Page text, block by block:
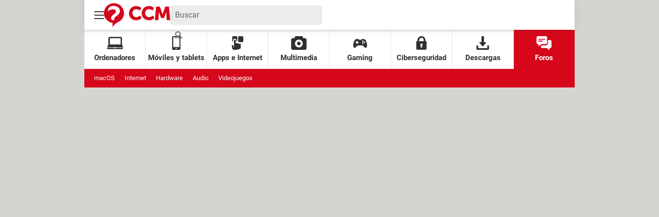
Ordenadores Móviles y tablets Apps e Internet Multimedia Gaming Ciberseguridad Descargas Foros
macOS Internet Hardware Audio Videojuegos